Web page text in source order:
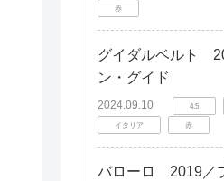
赤
グイダルベルト
ン・グイド
2024.09.10 4.5
イタリア 赤
バローロ 2019／